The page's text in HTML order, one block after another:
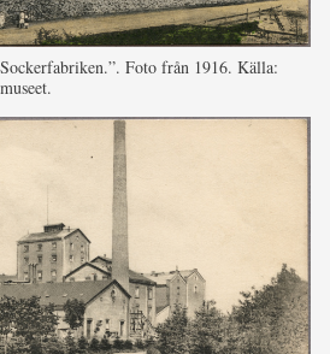
Foto från 1916. Källa: